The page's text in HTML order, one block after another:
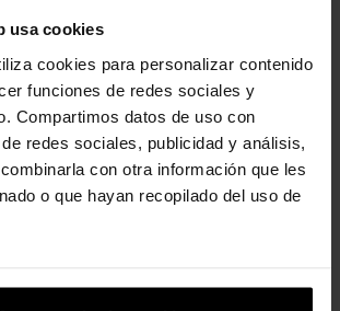
usa cookies
cookies para personalizar contenido
funciones de redes sociales y
Compartimos datos de uso con
redes sociales, publicidad y análisis,
con otra información que les
o que hayan recopilado del uso de
4,99 € 3,99 €
-20%